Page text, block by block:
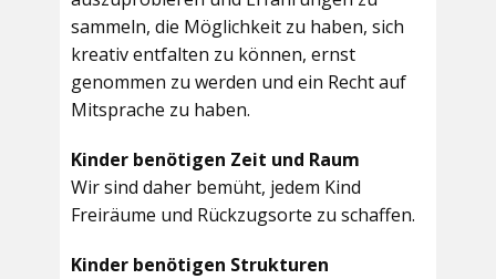
sammeln, die Möglichkeit zu haben, sich
kreativ entfalten zu können, ernst
genommen zu werden und ein Recht auf
Mitsprache zu haben.
Kinder benötigen Zeit und Raum
Wir sind daher bemüht, jedem Kind
Freiräume und Rückzugsorte zu schaffen.
Kinder benötigen Strukturen